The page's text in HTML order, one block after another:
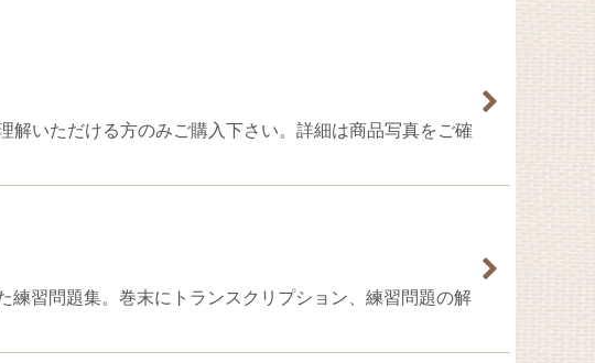
いただける方のみご購入下さい。詳細は商品写真をご確
練習問題集。巻末にトランスクリプション、練習問題の解